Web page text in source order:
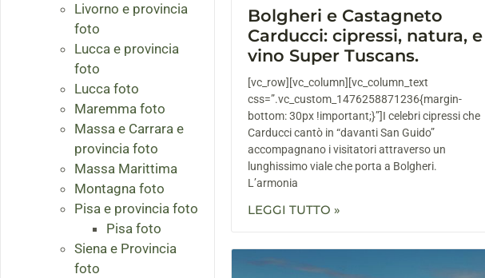
Livorno e provincia
foto
Lucca e provincia
foto
Lucca foto
Maremma foto
Massa e Carrara e
provincia foto
Massa Marittima
Montagna foto
Pisa e provincia foto
Pisa foto
Siena e Provincia
foto
Bolgheri e Castagneto
Carducci: cipressi, natura, e
vino Super Tuscans.
[vc_row][vc_column][vc_column_text
css=”.vc_custom_1476258871236{margin-
bottom: 30px !important;}”]I celebri cipressi che
Carducci cantò in “davanti San Guido”
accompagnano i visitatori attraverso un
lunghissimo viale che porta a Bolgheri.
L’armonia
LEGGI TUTTO »